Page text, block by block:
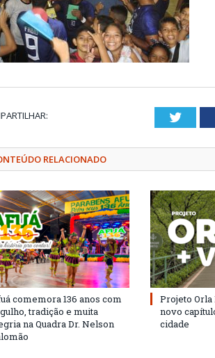
RELACIONADO
comemora 136 anos com
tradição e muita
na Quadra Dr. Nelson
Projeto
novo
cidade